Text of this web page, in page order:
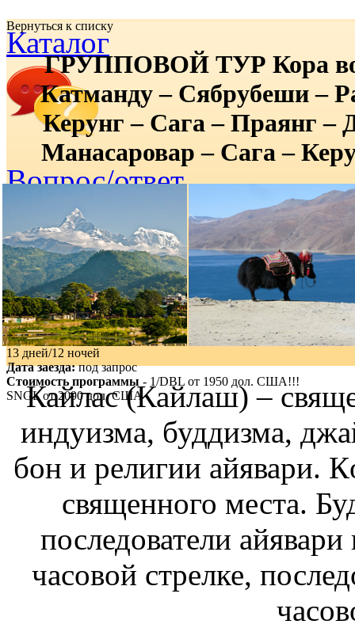
Каталог
Вопрос/ответ
Вернуться к списку
ГРУППОВОЙ ТУР Кора
Катманду – Сябрубеши –
Керунг – Сага – Праянг –
Манасаровар – Сага –
13 дней/12 ночей
Дата заезда:под запрос
Стоимость программы - 1/DBL от 1950 дол. США!!!
SNGL от2090дол. США
Кайлас (Кайлаш) –
индуизма, буддизма,
бон и религии айявари.
священного места.
последователи
часовой стрелке,